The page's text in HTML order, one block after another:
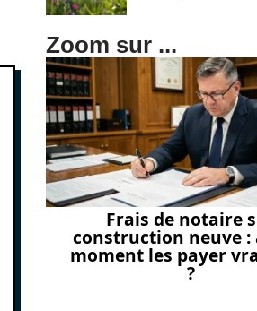
Zoom sur ...
Frais de notaire
construction neuve :
moment les payer
?